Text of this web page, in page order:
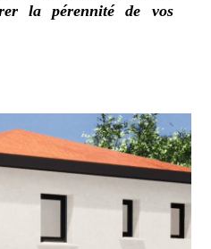
la pérennité de vos